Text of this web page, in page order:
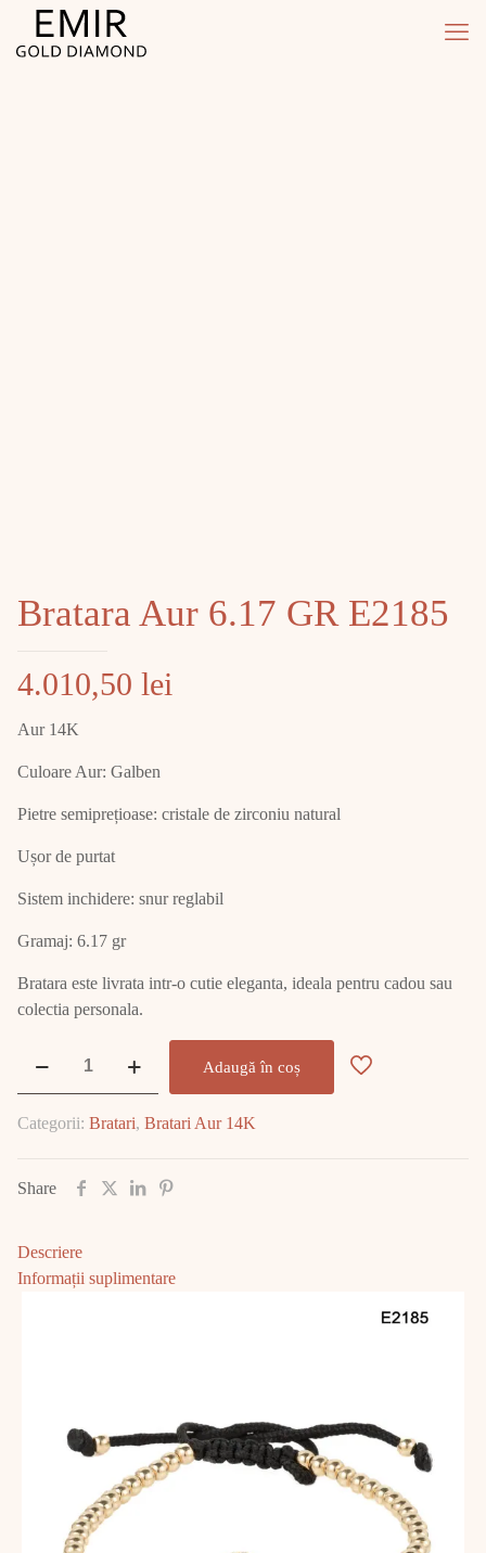
Bratara Aur 6.17 GR E2185
4.010,50 lei
Aur 14K
Culoare Aur: Galben
Pietre semiprețioase: cristale de zirconiu natural
Ușor de purtat
Sistem inchidere: snur reglabil
Gramaj: 6.17 gr
Bratara este livrata intr-o cutie eleganta, ideala pentru cadou sau
colectia personala.
6.17
E2185
Adaugă în coș
Categorii: Bratari, Bratari Aur 14K
Share
Descriere
Informații suplimentare